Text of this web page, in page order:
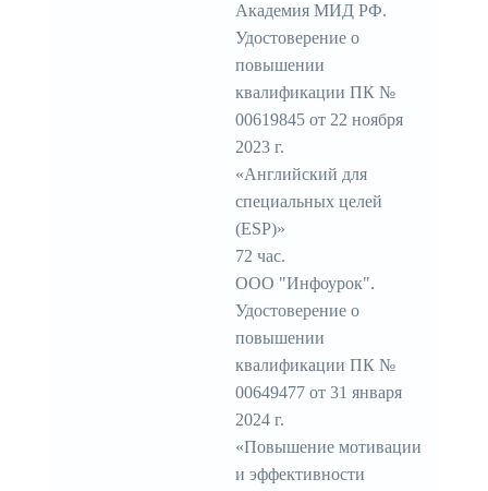
Академия МИД РФ.
Удостоверение о
повышении
квалификации ПК №
00619845 от 22 ноября
2023 г.
«Английский для
специальных целей
(ESP)»
72 час.
ООО "Инфоурок".
Удостоверение о
повышении
квалификации ПК №
00649477 от 31 января
2024 г.
«Повышение мотивации
и эффективности